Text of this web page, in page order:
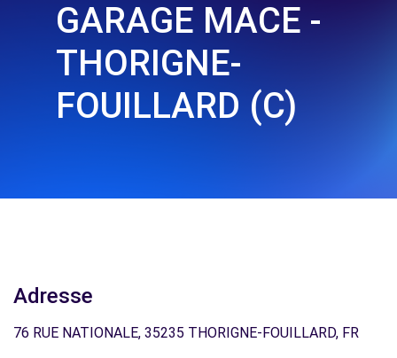
GARAGE MACE -
THORIGNE-
FOUILLARD (C)
Adresse
76 RUE NATIONALE, 35235 THORIGNE-FOUILLARD, FR